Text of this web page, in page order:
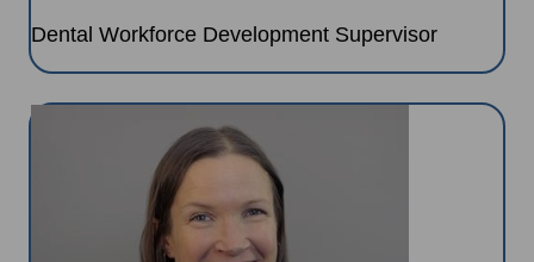
Dental Workforce Development Supervisor